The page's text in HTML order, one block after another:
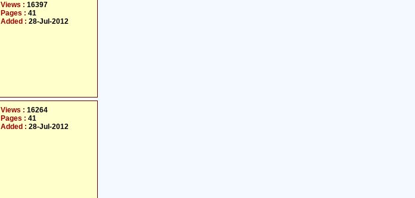
Views : 16397
Pages : 41
Added : 28-Jul-2012
Views : 16264
Pages : 41
Added : 28-Jul-2012